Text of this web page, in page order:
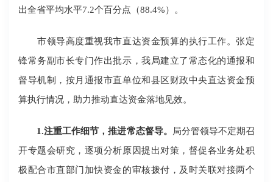
出全省平均水平7.2个百分点（88.4%）。
市领导高度重视我市直达资金预算的执行工作。张定
锋常务副市长专门作出批示，我局建立了常态化的通报和
督导机制，按月通报市直单位和县区财政中央直达资金预
算执行情况，助力推动直达资金落地见效。
1.注重工作细节，推进常态督导。
局分管领导不定期召
开专题会研究，逐项分析原因提出对策，督促各业务处积
极配合市直部门加快资金的审核拨付，及时关联对接两个